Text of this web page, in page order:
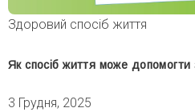
Здоровий спосіб життя
Як спосіб життя може допомогти
3 Грудня, 2025